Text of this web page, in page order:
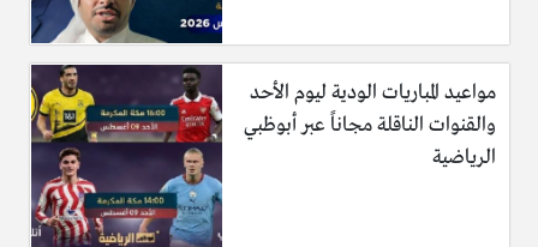
مواعيد المباريات الودية ليوم الأحد
والقنوات الناقلة مجاناً عبر أبوظبي
الرياضية